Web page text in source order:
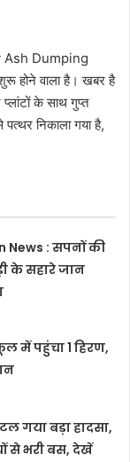
Dumping
होने वाला है। खबर है
के साथ गुप्त
निकाला गया है,
News : सपनों की
के सहारे जान
में पहुंचा 1 हिरण,
गया बड़ा हादसा,
से भरी बस, देखें